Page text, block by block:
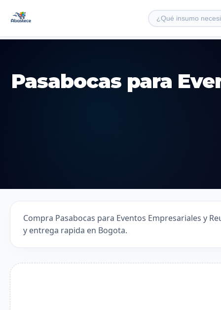
Pasabocas para
Compra Pasabocas para Eventos Empresariales y
y entrega rapida en Bogota.